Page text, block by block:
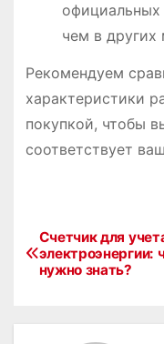
чем в других
Рекомендуем
характеристики
покупкой, чтобы
соответствует
Н
а
Счетчик для
электроэнергии:
нужно знать?